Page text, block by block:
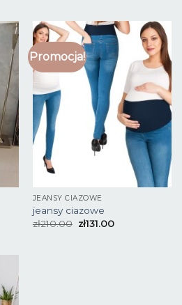
Promocja!
JEANSY CIAZOWE
jeansy ciazowe
zł210.00 zł131.00